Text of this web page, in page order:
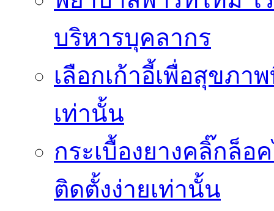
บริหารบุคลากร
เลือกเก้าอี้เพื่อสุขภา
เท่านั้น
กระเบื้องยางคลิ๊กล็อ
ติดตั้งง่ายเท่านั้น